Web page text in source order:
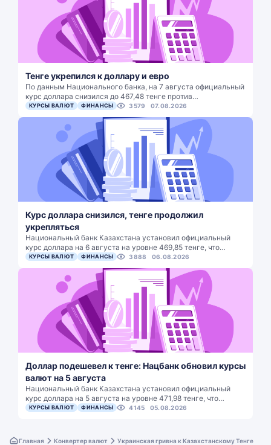
Тенге укрепился к доллару и евро
По данным Национального банка, на 7 августа официальный
курс доллара снизился до 467,48 тенге против…
КУРСЫ ВАЛЮТ ФИНАНСЫ 3579 07.08.2026
Курс доллара снизился, тенге продолжил
укрепляться
Национальный банк Казахстана установил официальный
курс доллара на 6 августа на уровне 469,85 тенге, что…
КУРСЫ ВАЛЮТ ФИНАНСЫ 3888 06.08.2026
Доллар подешевел к тенге: Нацбанк обновил курсы
валют на 5 августа
Национальный банк Казахстана установил официальный
курс доллара на 5 августа на уровне 471,98 тенге, что…
КУРСЫ ВАЛЮТ ФИНАНСЫ 4145 05.08.2026
Главная Конвертер валют Украинская гривна к Казахстанскому Тенге